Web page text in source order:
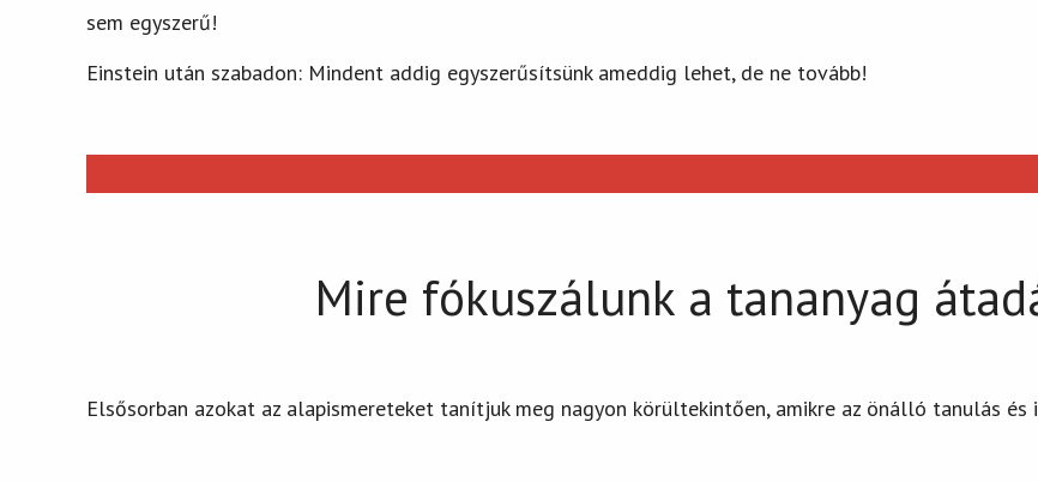
sem egyszerű!
Einstein után szabadon: Mindent addig egyszerűsítsünk ameddig lehet, de ne tovább!
Mire fókuszálunk a tananyag
Elsősorban azokat az alapismereteket tanítjuk meg nagyon körültekintően, amikre az önálló tanulás és